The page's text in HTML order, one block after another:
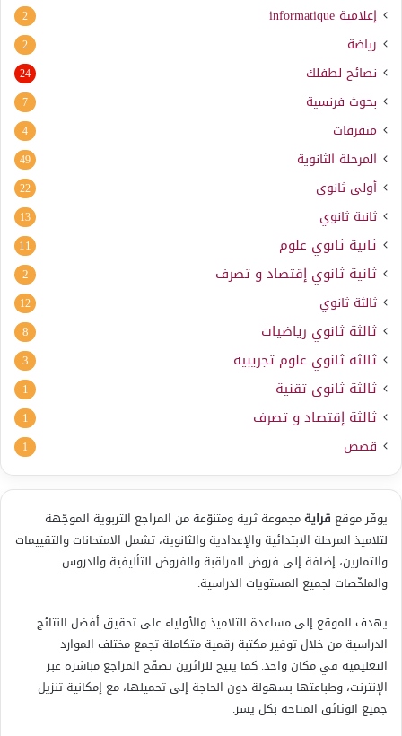
إعلامية informatique
2
رياضة 2
نصائح لطفلك 24
بحوث فرنسية 7
متفرقات 4
المرحلة الثانوية 49
أولى ثانوي 22
ثانية ثانوي 13
ثانية ثانوي علوم 11
ثانية ثانوي إقتصاد و تصرف 2
ثالثة ثانوي 12
ثالثة ثانوي رياضيات 8
ثالثة ثانوي علوم تجريبية 3
ثالثة ثانوي تقنية 1
ثالثة إقتصاد و تصرف 1
قصص 1
يوفّر موقع قرايةمجموعة ثرية ومتنوّعة من المراجع التربوية الموجّهة
لتلاميذ المرحلة الابتدائية والإعدادية والثانوية، تشمل الامتحانات والتقييمات
والتمارين، إضافة إلى فروض المراقبة والفروض التأليفية والدروس
والملخّصات لجميع المستويات الدراسية.
يهدف الموقع إلى مساعدة التلاميذ والأولياء على تحقيق أفضل النتائج
الدراسية من خلال توفير مكتبة رقمية متكاملة تجمع مختلف الموارد
التعليمية في مكان واحد. كما يتيح للزائرين تصفّح المراجع مباشرة عبر
الإنترنت، وطباعتها بسهولة دون الحاجة إلى تحميلها، مع إمكانية تنزيل
جميع الوثائق المتاحة بكل يسر.